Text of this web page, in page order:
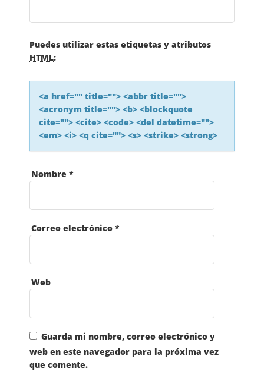
Puedes utilizar estas etiquetas y atributos
HTML:
<a href="" title=""> <abbr title="">
<acronym title=""> <b> <blockquote
cite=""> <cite> <code> <del datetime="">
<em> <i> <q cite=""> <s> <strike> <strong>
Nombre *
Correo electrónico *
Web
Guarda mi nombre, correo electrónico y
web en este navegador para la próxima vez
que comente.